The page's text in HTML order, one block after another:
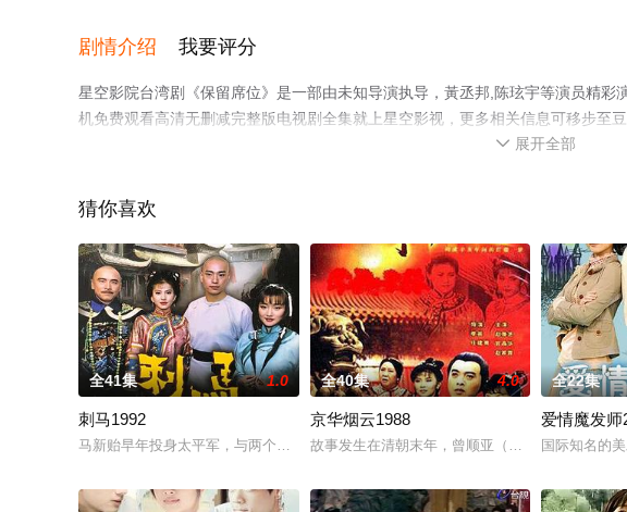
剧情介绍 我要评分
星空影院台湾剧《保留席位》是一部由未知导演执导，黃丞邦,陈玹宇等演员精
机免费观看高清无删减完整版电视剧全集就上星空影视，更多相关信息可移步至
 展开全部
猜你喜欢
全41集 1.0
刺马1992
马新贻早年投身太平军，与两个结义兄弟关云宝、张文祥一同打入清廷卧底。后来平步
全40集 4.0
京华烟云1988
故事发生在清朝末年，曾顺亚（欧阳龙 饰）是曾
全22集
爱情魔发师
国际知名的